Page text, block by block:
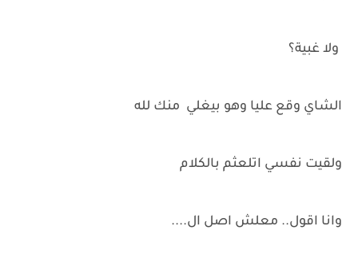
ولا غبية؟
الشاي وقع عليا وهو بيغلي منك لله
ولقيت نفسي اتلعثم بالكلام
وانا اقول.. معلش اصل ال....